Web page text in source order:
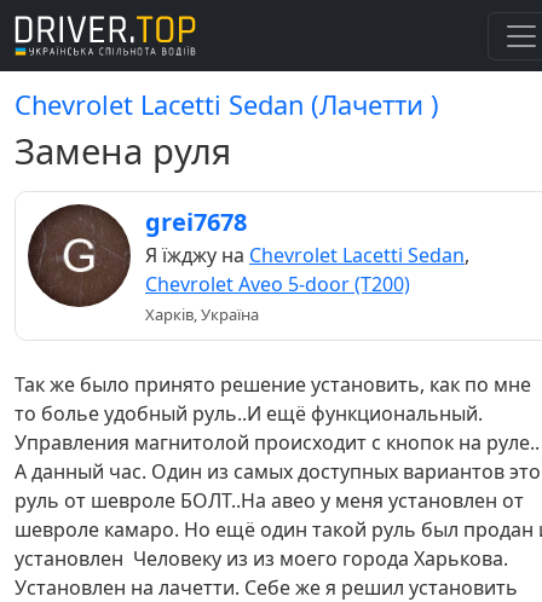
Chevrolet Lacetti Sedan (Лачетти )
Замена руля
grei7678
Я їжджу на Chevrolet Lacetti Sedan,
Chevrolet Aveo 5-door (T200)
Харків, Україна
Так же было принято решение установить, как по мне
то болье удобный руль..И ещё функциональный.
Управления магнитолой происходит с кнопок на руле..
А данный час. Один из самых доступных вариантов это
руль от шевроле БОЛТ..На авео у меня установлен от
шевроле камаро. Но ещё один такой руль был продан
установлен Человеку из из моего города Харькова.
Установлен на лачетти. Себе же я решил установить